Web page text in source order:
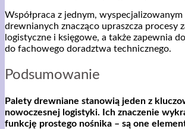
Współpraca z jednym,
drewnianych znacząco upraszcza procesy
logistyczne i księgowe, a także zapewnia
do fachowego doradztwa technicznego.
Podsumowanie
Palety drewniane stanowią jeden z
nowoczesnej logistyki. Ich znaczenie
funkcję prostego nośnika – są one